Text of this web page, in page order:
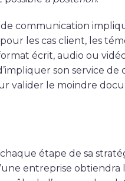
de communication
pour les cas client, les
écrit, audio ou
son service
valider le moindre
chaque étape de sa
entreprise